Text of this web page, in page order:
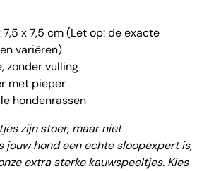
x 7,5 cm (Let op: de exacte
variëren)
zonder vulling
met pieper
hondenrassen
zijn stoer, maar niet
jouw hond een echte sloopexpert is,
extra sterke kauwspeeltjes. Kies